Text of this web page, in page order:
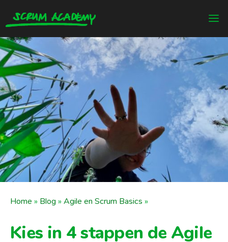
Home » Blog » Agile en Scrum Basics »
Kies in 4 stappen de Agile